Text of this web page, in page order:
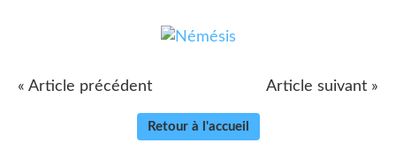
« Article précédent Article suivant »
Retour à l'accueil